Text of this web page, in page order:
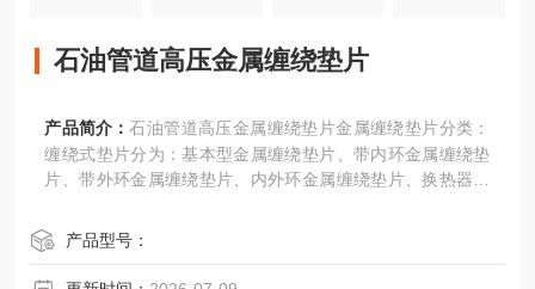
石油管道高压金属缠绕垫片
产品简介：石油管道高压金属缠绕垫片金属缠绕垫片分类：
缠绕式垫片分为：基本型金属缠绕垫片、带内环金属缠绕垫
片、带外环金属缠绕垫片、内外环金属缠绕垫片、换热器用
产品型号：